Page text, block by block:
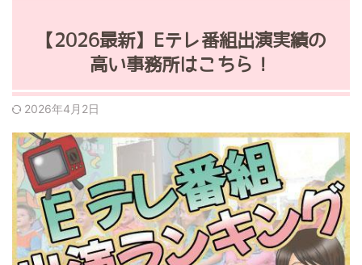
【2026最新】Eテレ番組出演実績の
高い事務所はこちら！
2026年4月2日